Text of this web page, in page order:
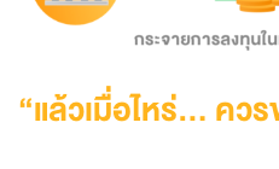
“แล้วเมื่อไหร่... คว